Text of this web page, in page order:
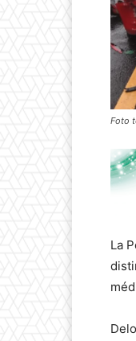
Foto
La